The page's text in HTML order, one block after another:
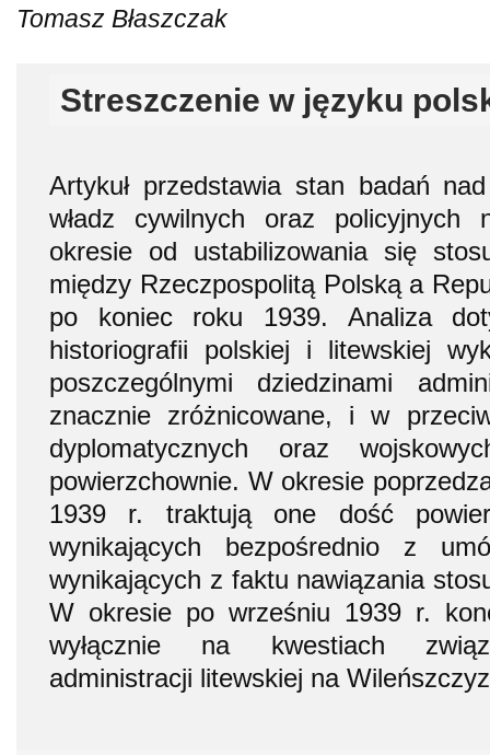
Tomasz Błaszczak
Streszczenie w języku
Artykuł przedstawia stan badań
władz cywilnych oraz
okresie od ustabilizowania się
między Rzeczpospolitą Polską a
po koniec roku 1939. Analiza
historiografii polskiej i litewskiej
poszczególnymi dziedzinami
znacznie zróżnicowane, i w
dyplomatycznych oraz
powierzchownie. W okresie
1939 r. traktują one dość
wynikających bezpośrednio z
wynikających z faktu nawiązania
W okresie po wrześniu 1939 r.
wyłącznie na kwestiach
administracji litewskiej na